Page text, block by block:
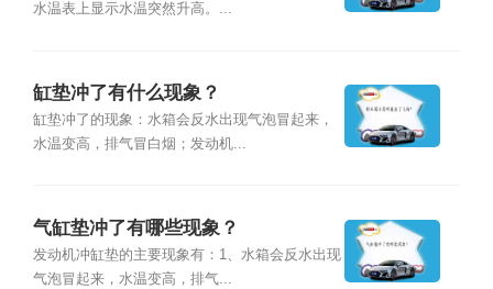
水温表上显示水温突然升高。...
缸垫冲了有什么现象？
缸垫冲了的现象：水箱会反水出现气泡冒起来，
水温变高，排气冒白烟；发动机...
气缸垫冲了有哪些现象？
发动机冲缸垫的主要现象有：1、水箱会反水出现
气泡冒起来，水温变高，排气...